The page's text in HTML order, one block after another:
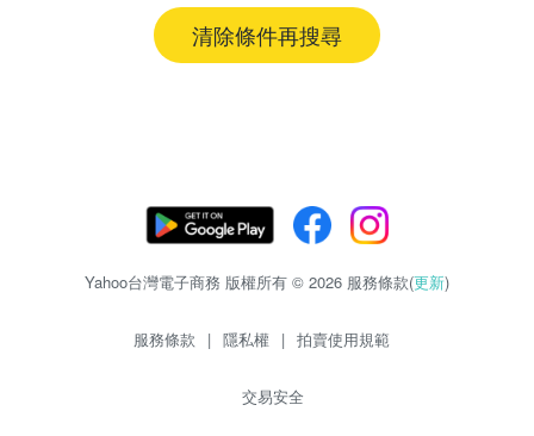
清除條件再搜尋
Yahoo台灣電子商務 版權所有 © 2026 服務條款(更新)
服務條款 | 隱私權 | 拍賣使用規範
交易安全